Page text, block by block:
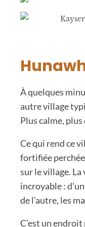
À quelques
autre village
Plus calme,
Ce qui rend ce
fortifiée
sur le village.
incroyable :
de l’autre, les
C’est un